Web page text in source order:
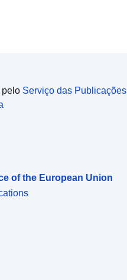
pelo Serviço das Publicações
of the European Union